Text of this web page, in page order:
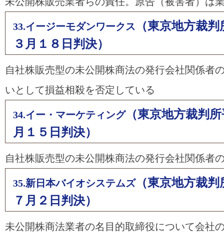
33.イージーモダンワークス
（東京地方裁
３月１８日判決）
自社株販売型の未公開株商法の発行会社関係者
いとして損益相殺を否定している
34.イー・マーケティング（東京地方裁判
月１５日判決）
自社株販売型の未公開株商法の発行会社関係者
35.新日本バイオシステムズ（東京地方裁判
７月２日判決）
未公開株商法業者の名目的取締役について会社